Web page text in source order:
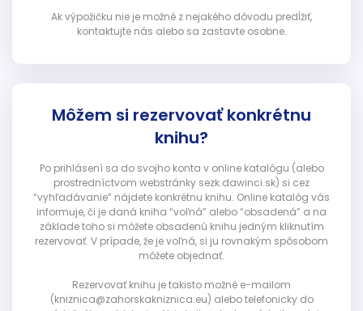
Ak výpožičku nie je možné z nejakého dôvodu predĺžiť,
kontaktujte nás alebo sa zastavte osobne.
Môžem si rezervovať konkrétnu
knihu?
Po prihlásení sa do svojho konta v online katalógu (alebo
prostredníctvom webstránky sezk.dawinci.sk) si cez
“vyhľadávanie” nájdete konkrétnu knihu. Online katalóg vás
informuje, či je daná kniha “voľná” alebo “obsadená” a na
základe toho si môžete obsadenú knihu jedným kliknutím
rezervovať. V prípade, že je voľná, si ju rovnakým spôsobom
môžete objednať.
Rezervovať knihu je takisto možné e-mailom
(kniznica@zahorskakniznica.eu) alebo telefonicky do